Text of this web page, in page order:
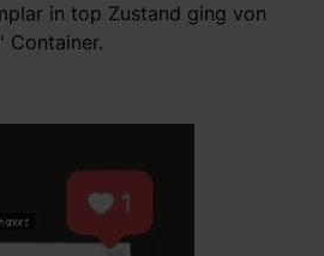
in top Zustand ging von